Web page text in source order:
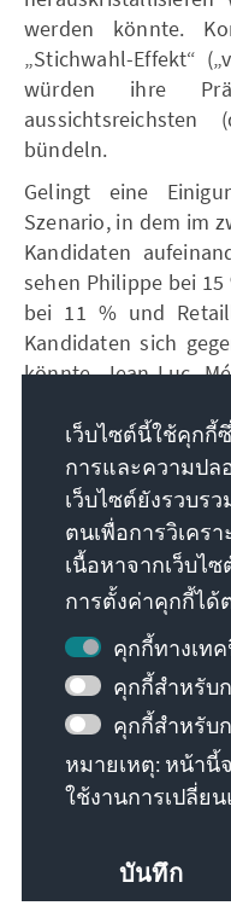
werden könnte.
„Stichwahl-Effekt“
würden ihre
aussichtsreichsten
bündeln.
Gelingt eine
Szenario, in dem im
Kandidaten
sehen Philippe bei
bei 11 % und
Kandidaten sich
könnte Jean-Luc
diesem Fall würde
links- und einem
entschieden.
Es bleibt nur die
von der
konservativen Mitte
auf einen
Wählerinnen und
zu ersparen, denn
dann könnte
stehen, denn der
verfügt über ein
könnte zu
Institutionen führen.
เว็บไซต์นี้ใช้คุกกี้
การและความปล
เว็บไซต์ยังรวบร
ตนเพื่อการวิเคร
เนื้อหาจากเว็บไ
การตั้งค่าคุกกี้ได้
คุกกี้ทางเท
คุกกี้สำหรับ
คุกกี้สำหรับ
หมายเหตุ: หน้านี้
ใช้งานการเปลี่ย
บันทึก